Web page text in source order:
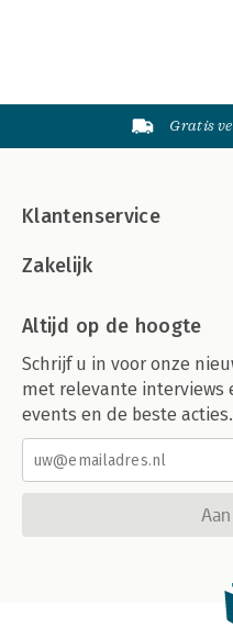
Gratis
Klantenservice
Zakelijk
Altijd op de hoogte
Schrijf u in voor onze
met relevante interviews
events en de beste acties.